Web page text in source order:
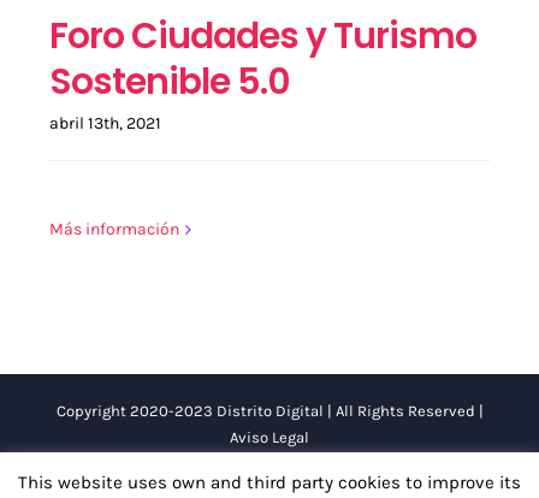
Foro Ciudades y Turismo
Sostenible 5.0
abril 13th, 2021
Más información
Copyright 2020-2023 Distrito Digital | All Rights Reserved |
Aviso Legal
This website uses own and third party cookies to improve its